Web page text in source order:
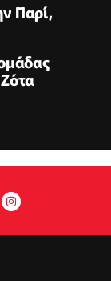
Παρί,